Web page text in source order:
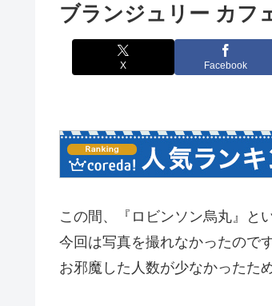
ブランジュリー カフ
X Facebook
この間、『ロビンソン烏丸』と
今回は写真を撮れなかったので
お邪魔した人数が少なかったた